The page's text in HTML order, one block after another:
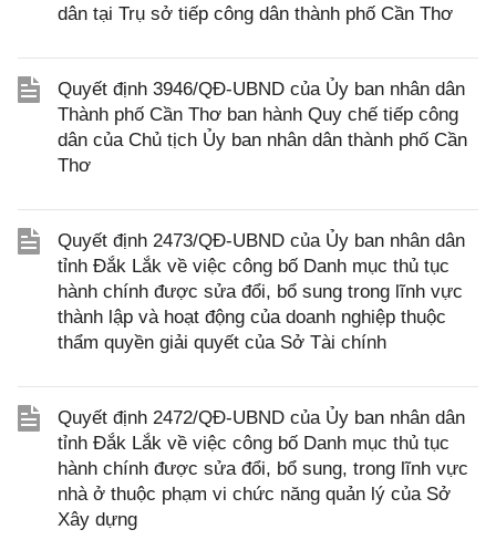
dân tại Trụ sở tiếp công dân thành phố Cần Thơ
Quyết định 3946/QĐ-UBND của Ủy ban nhân dân
Thành phố Cần Thơ ban hành Quy chế tiếp công
dân của Chủ tịch Ủy ban nhân dân thành phố Cần
Thơ
Quyết định 2473/QĐ-UBND của Ủy ban nhân dân
tỉnh Đắk Lắk về việc công bố Danh mục thủ tục
hành chính được sửa đổi, bổ sung trong lĩnh vực
thành lập và hoạt động của doanh nghiệp thuộc
thẩm quyền giải quyết của Sở Tài chính
Quyết định 2472/QĐ-UBND của Ủy ban nhân dân
tỉnh Đắk Lắk về việc công bố Danh mục thủ tục
hành chính được sửa đổi, bổ sung, trong lĩnh vực
nhà ở thuộc phạm vi chức năng quản lý của Sở
Xây dựng